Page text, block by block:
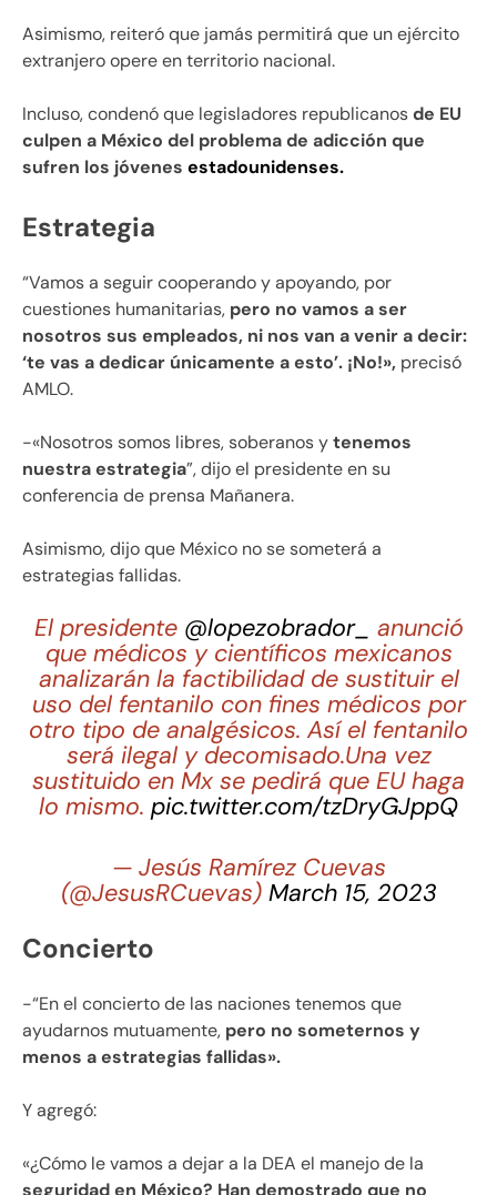
Asimismo, reiteró que jamás permitirá que un ejército
extranjero opere en territorio nacional.
Incluso, condenó que legisladores republicanosde EU
culpen a México del problema de adicción que
sufren los jóvenes estadounidenses.
Estrategia
“Vamos a seguir cooperando y apoyando, por
cuestiones humanitarias, pero no vamos a ser
nosotros sus empleados, ni nos van a venir a decir:
‘te vas a dedicar únicamente a esto’. ¡No!», precisó
AMLO.
-«Nosotros somos libres, soberanos ytenemos
nuestra estrategia”, dijo el presidente en su
conferencia de prensa Mañanera.
Asimismo, dijo que México no se someterá a
estrategias fallidas.
El presidente @lopezobrador_
anunció
que médicos y científicos mexicanos
analizarán la factibilidad de sustituir el
uso del fentanilo con fines médicos por
otro tipo de analgésicos. Así el fentanilo
será ilegal y decomisado.Una vez
sustituido en Mx se pedirá que EU haga
lo mismo. pic.twitter.com/tzDryGJppQ
— Jesús Ramírez Cuevas
(@JesusRCuevas) March 15, 2023
Concierto
-“En el concierto de las naciones tenemos que
ayudarnos mutuamente, pero no someternos y
menos a estrategias fallidas».
Y agregó:
«¿Cómo le vamos a dejar a la DEA el manejo de la
seguridad en México? Han demostrado que no